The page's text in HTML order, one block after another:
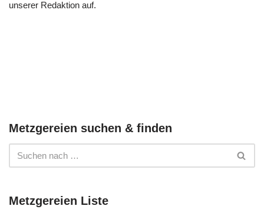
unserer Redaktion auf.
Metzgereien suchen & finden
Metzgereien Liste